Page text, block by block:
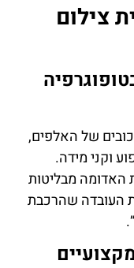
צילום
של האלפים,
וקני מידה.
האדומה מבליטות
העובדה שהרכבת